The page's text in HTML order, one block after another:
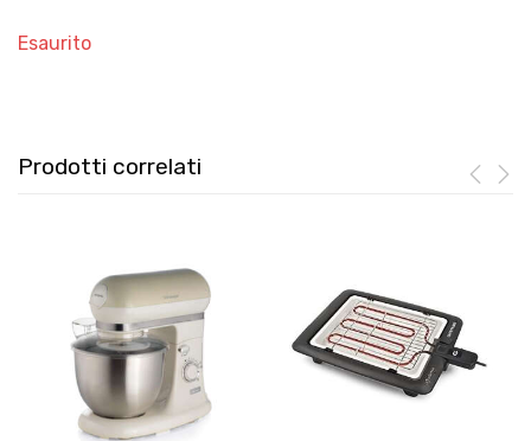
Esaurito
Prodotti correlati